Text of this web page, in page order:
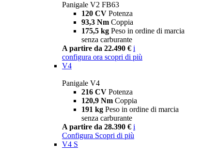
Panigale V2 FB63
120 CV Potenza
93,3 Nm Coppia
175,5 kg Peso in ordine di marcia
senza carburante
A partire da 22.490 € i
configura ora scopri di più
V4
Panigale V4
216 CV Potenza
120,9 Nm Coppia
191 kg Peso in ordine di marcia
senza carburante
A partire da 28.390 € i
Configura Scopri di più
V4 S